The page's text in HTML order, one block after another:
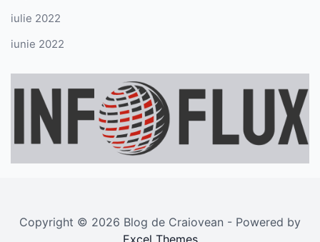
iulie 2022
iunie 2022
Copyright © 2026 Blog de Craiovean - Powered by
Excel Themes